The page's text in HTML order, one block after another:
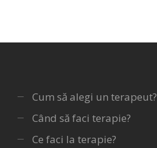
Cum să alegi un terapeut?
Când să faci terapie?
Ce faci la terapie?